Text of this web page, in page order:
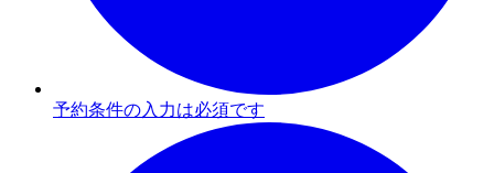
予約条件の入力は必須です